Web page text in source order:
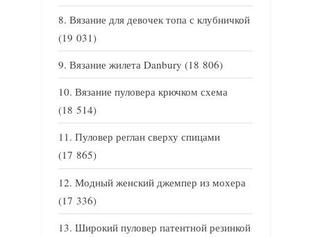
Вязание для девочек топа с клубничкой
(19 031)
Вязание жилета Danbury (18 806)
Вязание пуловера крючком схема
(18 514)
Пуловер реглан сверху спицами
(17 865)
Модный женский джемпер из мохера
(17 336)
Широкий пуловер патентной резинкой